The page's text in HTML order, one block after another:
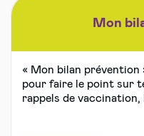
Mon
« Mon bilan prévention
pour faire le point sur
rappels de vaccination,